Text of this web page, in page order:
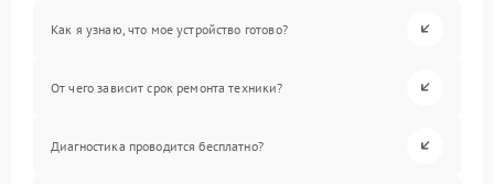
Как я узнаю, что мое устройство готово?
От чего зависит срок ремонта техники?
Диагностика проводится бесплатно?